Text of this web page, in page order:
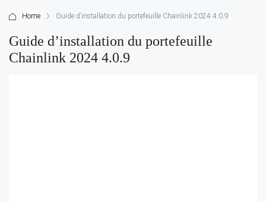
Home Guide d’installation du portefeuille Chainlink 2024 4.0.9
Guide d’installation du portefeuille
Chainlink 2024 4.0.9